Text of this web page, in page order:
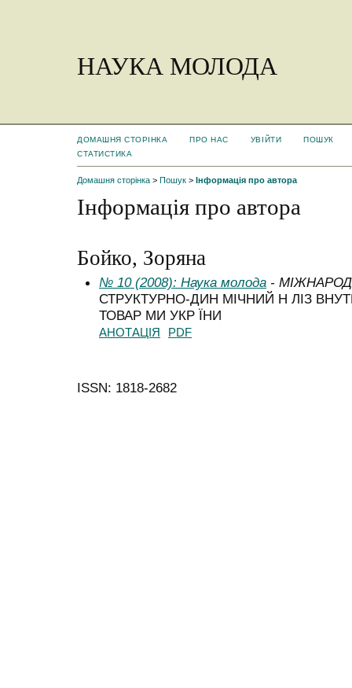
НАУКА МОЛОДА
ДОМАШНЯ СТОРІНКА ПРО НАС УВІЙТИ
ПОШУК
СТАТИСТИКА
Домашня сторінка > Пошук > Інформація про автора
Інформація про автора
Бойко, Зоряна
№ 10 (2008): Наука молода -
СТРУКТУРНО-ДИН МІЧНИЙ Н ЛІЗ
ТОВАР МИ УКР ЇНИ
АНОТАЦІЯ PDF
ISSN: 1818-2682